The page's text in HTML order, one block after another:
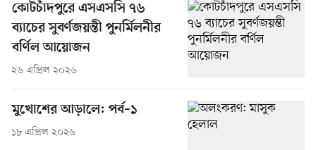
কোটচাঁদপুরে এসএসসি ৭৬
ব্যাচের সুবর্ণজয়ন্তী পুনর্মিলনীর
বর্ণিল আয়োজন
২৬ এপ্রিল ২০২৬
মুখোশের আড়ালে: পর্ব–১
১৮ এপ্রিল ২০২৬